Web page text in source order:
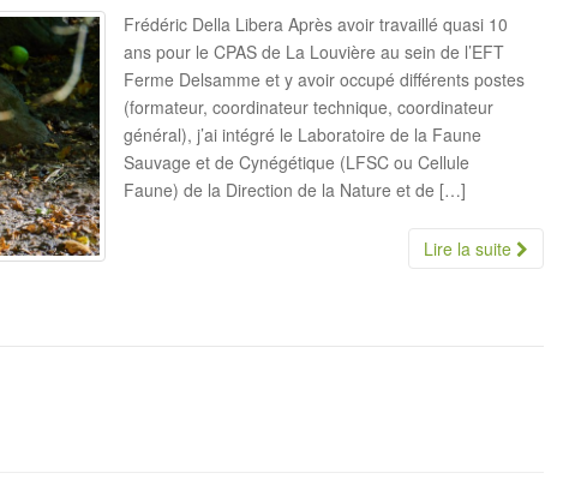
Frédéric Della Libera Après avoir travaillé quasi 10
ans pour le CPAS de La Louvière au sein de l’EFT
Ferme Delsamme et y avoir occupé différents postes
(formateur, coordinateur technique, coordinateur
général), j’ai intégré le Laboratoire de la Faune
Sauvage et de Cynégétique (LFSC ou Cellule
Faune) de la Direction de la Nature et de […]
Lire la suite